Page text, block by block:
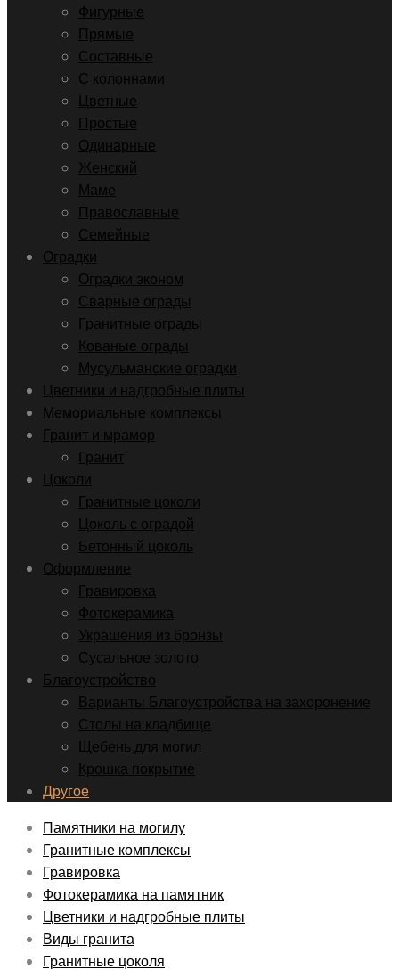
Фигурные
Прямые
Составные
С колоннами
Цветные
Простые
Одинарные
Женский
Маме
Православные
Семейные
Оградки
Оградки эконом
Сварные ограды
Гранитные ограды
Кованые ограды
Мусульманские оградки
Цветники и надгробные плиты
Мемориальные комплексы
Гранит и мрамор
Гранит
Цоколи
Гранитные цоколи
Цоколь с оградой
Бетонный цоколь
Оформление
Гравировка
Фотокерамика
Украшения из бронзы
Сусальное золото
Благоустройство
Варианты Благоустройства на захоронение
Столы на кладбище
Щебень для могил
Крошка покрытие
Другое
Памятники на могилу
Гранитные комплексы
Гравировка
Фотокерамика на памятник
Цветники и надгробные плиты
Виды гранита
Гранитные цоколя